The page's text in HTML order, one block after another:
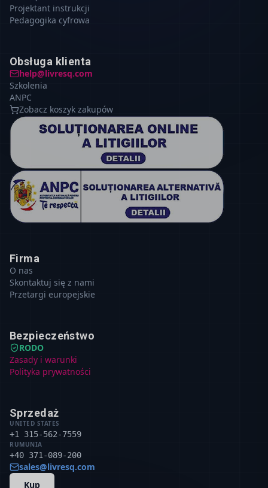
Projektant instrukcji
Pedagogika cyfrowa
Obsługa klienta
help@livresq.com
Szkolenia
ANPC
Zobacz koszyk zakupów
Firma
O nas
Skontaktuj się z nami
Przetargi europejskie
Bezpieczeństwo
RODO
Zasady i warunki
Polityka prywatności
Sprzedaż
UNITED STATES
+1 315-562-7559
RUMUNIA
+40 371-089-200
sales@livresq.com
Kup